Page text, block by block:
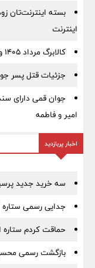
بسته اینترنت‌تان
اینترنت
کالابرگ مرداد ۱۴۰۵ واریز شد + جدول زمان و مبلغ کالابرگ
جزئیات قتل پسر
جوان قمی دارای
امیر و فاطمه
اخبار پربازدید
سه خرید جدید
جدایی رسمی ستاره
حماقت کردم ستاره
بازگشت رسمی